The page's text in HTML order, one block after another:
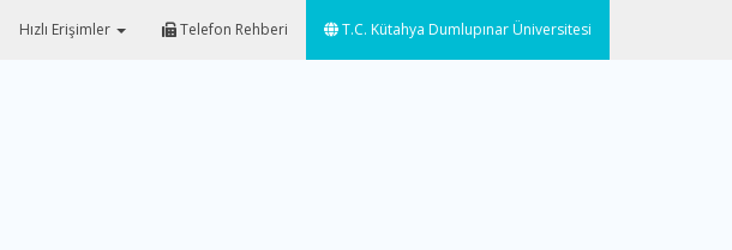
Hızlı Erişimler Telefon Rehberi T.C. Kütahya Dumlupınar Üniversitesi